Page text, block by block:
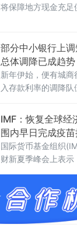
将保障地方现金充
力。
部分中小银行上
总体调降已成趋势
新年伊始，便有城
入存款利率的调降
利率，呈现出“远降近
IMF：恢复全球经
围内早日完成疫
国际货币基金组织
财新夏季峰会上表示
在全球范围内早日完